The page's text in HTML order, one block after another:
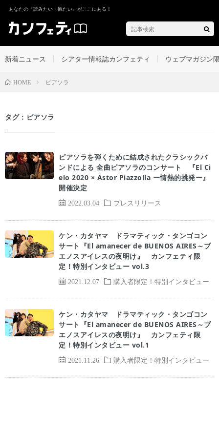
あなたの『読みたい・観たい』がここにある！
新着ニュース シアター情報誌カンフェティ ウェブマガジン
HOME ピアソラ
タグ：ピアソラ
2022.03.04 プレスリリース
ピアソラを弾くために結成されたクラシックバ
ンドによる 全曲ピアソラのコンサート 『El Ci
elo 2020 × Astor Piazzolla ー情熱的挑発ー』
開催決定
2021.12.07 購入者限定！特別インタビュー
ケン・カタヤマ ドラマティック・タンゴコン
サート『El amanecer de BUENOS AIRES～ブ
エノスアイレスの夜明け』 カンフェティ限
定！特別インタビュー vol.3
2021.11.26 購入者限定！特別インタビュー
ケン・カタヤマ ドラマティック・タンゴコン
サート『El amanecer de BUENOS AIRES～ブ
エノスアイレスの夜明け』 カンフェティ限
定！特別インタビュー vol.1